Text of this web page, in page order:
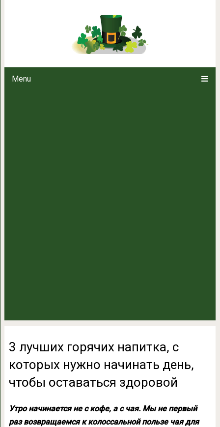
Menu
3 лучших горячих напитка, с
3 лучших горячих напитка, с
которых нужно начинать день,
чтобы оставаться здоровой
Утро начинается не с кофе, а с чая. Мы не первый
раз возвращаемся к колоссальной пользе чая для